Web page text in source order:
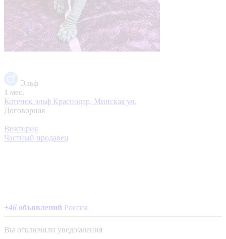
Эльф
1 мес.
Котенок эльф Краснодар, Минская ул.
Договорная
Виктория
Частный продавец
+46 объявлений Россия
Вы отключили уведомления